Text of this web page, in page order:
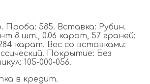
585. Вставка: Рубин.
8 шт., 0.06 карат, 57 граней;
карат. Вес со вставками:
Покрытие: Без
105-000-056.
в кредит.